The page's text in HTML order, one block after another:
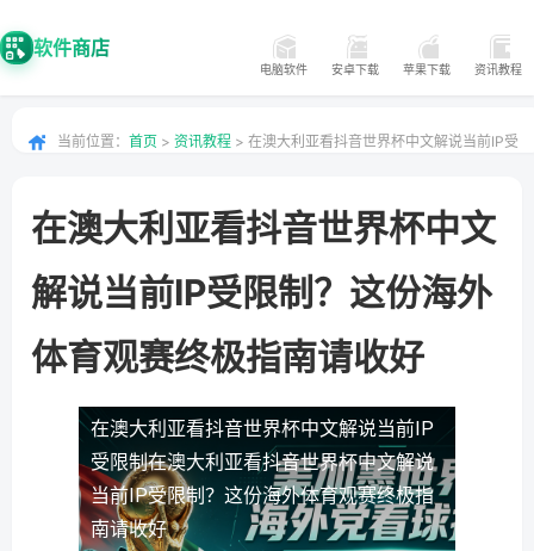
软件商店
电脑软件 安卓下载 苹果下载 资讯教程
当前位置： 首页 > 资讯教程 > 在澳大利亚看抖音世界杯中文解说当前IP受
在澳大利亚看抖音世界杯中文
解说当前IP受限制？这份海外
体育观赛终极指南请收好
在澳大利亚看抖音世界杯中文解说当前IP
受限制在澳大利亚看抖音世界杯中文解说
当前IP受限制？这份海外体育观赛终极指
南请收好